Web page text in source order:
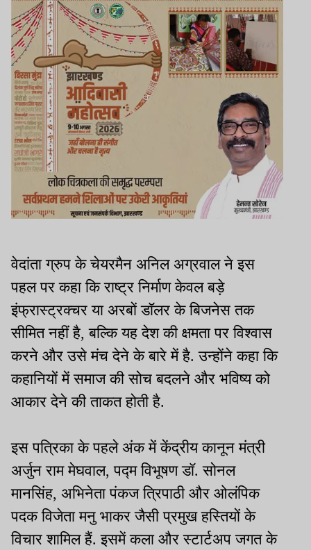
वेदांता ग्रुप के चेयरमैन अनिल अग्रवाल ने इस
पहल पर कहा कि राष्ट्र निर्माण केवल बड़े
इंफ्रास्ट्रक्चर या अरबों डॉलर के बिजनेस तक
सीमित नहीं है, बल्कि यह देश की क्षमता पर विश्वास
करने और उसे मंच देने के बारे में है. उन्होंने कहा कि
कहानियों में समाज की सोच बदलने और भविष्य को
आकार देने की ताकत होती है.
इस पत्रिका के पहले अंक में केंद्रीय कानून मंत्री
अर्जुन राम मेघवाल, पद्म विभूषण डॉ. सोनल
मानसिंह, अभिनेता पंकज त्रिपाठी और ओलंपिक
पदक विजेता मनु भाकर जैसी प्रमुख हस्तियों के
विचार शामिल हैं. इसमें कला और स्टार्टअप जगत के